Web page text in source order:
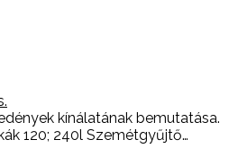
kínálatának bemutatása.
120; 240l Szemétgyűjtő…